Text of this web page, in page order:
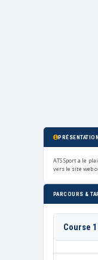
PRÉSENTATION
ATS Sport a le
vers le site web
PARCOURS &
Course